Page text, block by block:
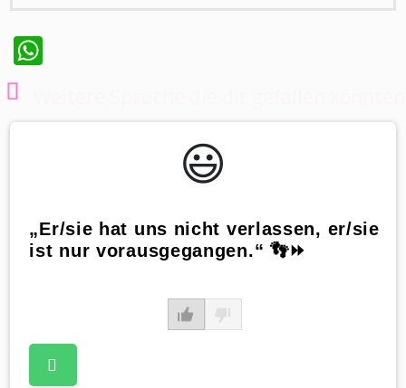
😃️
„Er/sie hat uns nicht verlassen, er/sie
ist nur vorausgegangen.“ 👣⏩